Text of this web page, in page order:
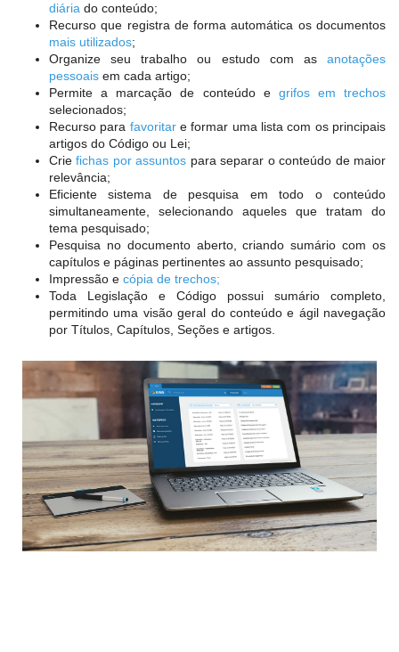
diária do conteúdo;
Recurso que registra de forma automática os documentos
mais utilizados;
Organize seu trabalho ou estudo com as anotações
pessoais em cada artigo;
Permite a marcação de conteúdo e grifos em trechos
selecionados;
Recurso para favoritare formar uma lista com os principais
artigos do Código ou Lei;
Criefichas por assuntos para separar o conteúdo de maior
relevância;
Eficiente sistema de pesquisa em todo o conteúdo
simultaneamente, selecionando aqueles que tratam do
tema pesquisado;
Pesquisa no documento aberto, criando sumário com os
capítulos e páginas pertinentes ao assunto pesquisado;
Impressão e cópia de trechos;
Toda Legislação e Código possui sumário completo,
permitindo uma visão geral do conteúdo e ágil navegação
por Títulos, Capítulos, Seções e artigos.